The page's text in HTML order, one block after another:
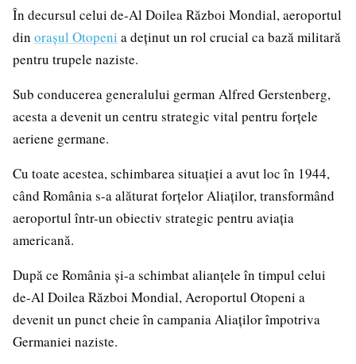
În decursul celui de-Al Doilea Război Mondial, aeroportul
din orașul Otopeni a deținut un rol crucial ca bază militară
pentru trupele naziste.
Sub conducerea generalului german Alfred Gerstenberg,
acesta a devenit un centru strategic vital pentru forțele
aeriene germane.
Cu toate acestea, schimbarea situației a avut loc în 1944,
când România s-a alăturat forțelor Aliaților, transformând
aeroportul într-un obiectiv strategic pentru aviația
americană.
După ce România și-a schimbat alianțele în timpul celui
de-Al Doilea Război Mondial, Aeroportul Otopeni a
devenit un punct cheie în campania Aliaților împotriva
Germaniei naziste.